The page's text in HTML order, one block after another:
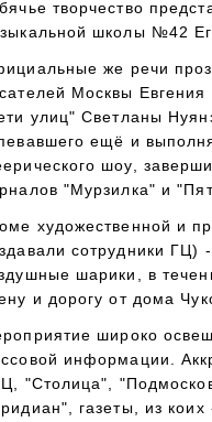
творчество
школы №42
же речи
Москвы
улиц" Светланы
ещё и
шоу,
"Мурзилка" и
художественной и
сотрудники ГЦ)
шарики, в
и дорогу от дома
широко
информации.
"Столица",
газеты, из